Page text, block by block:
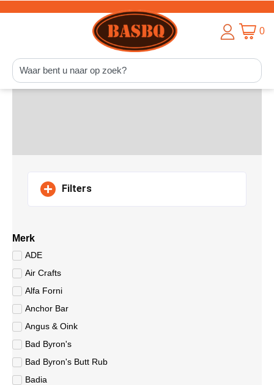
0
Filters
Merk
ADE
Air Crafts
Alfa Forni
Anchor Bar
Angus & Oink
Bad Byron's
Bad Byron's Butt Rub
Badia